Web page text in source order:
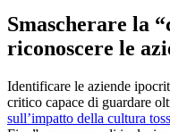
Smascherare la
riconoscere le
Identificare le aziende
critico capace di guardare
sull’impatto della cultura